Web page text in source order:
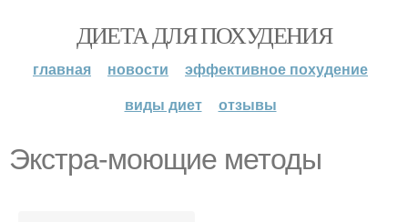
ДИЕТА ДЛЯ ПОХУДЕНИЯ
главная новости
эффективное похудение
виды диет
отзывы
Экстра-моющие методы